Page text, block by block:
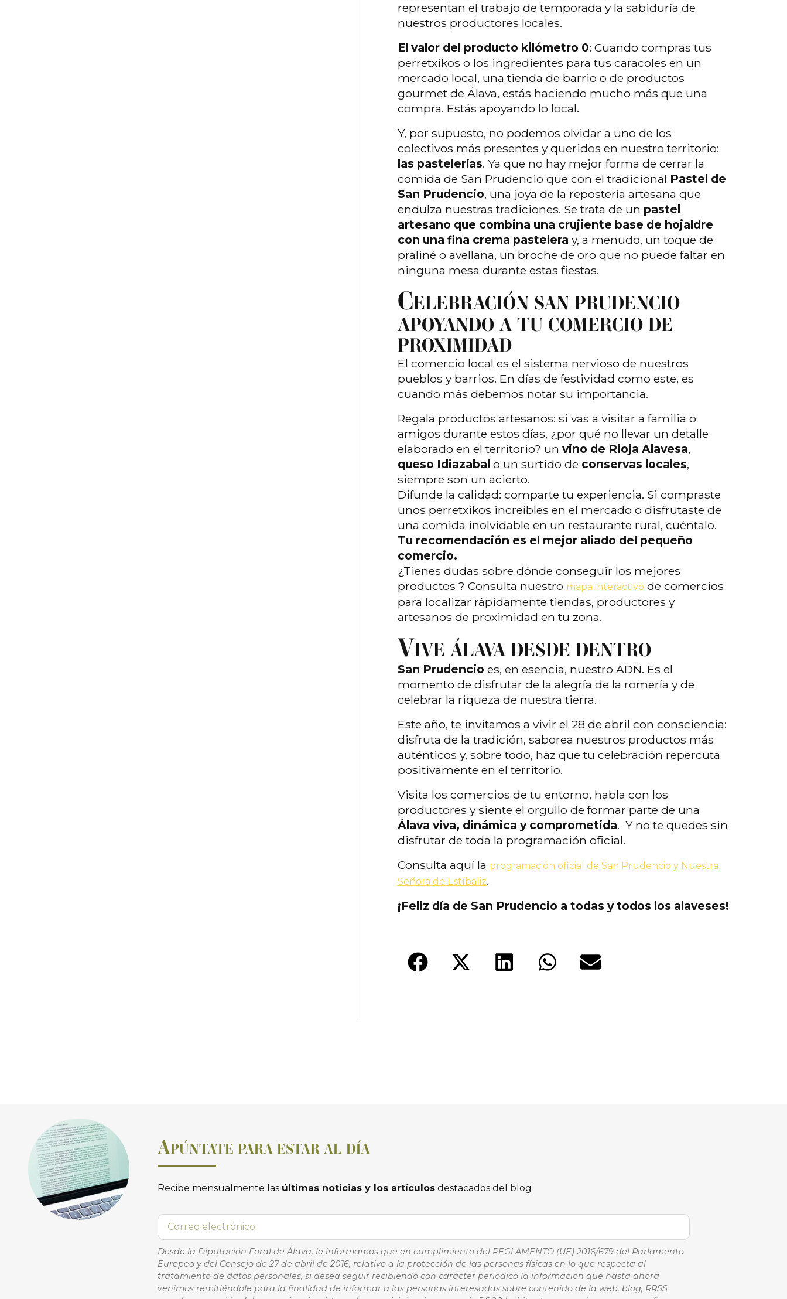
representan el trabajo de temporada y la sabiduría de
nuestros productores locales.
El valor del producto kilómetro 0: Cuando compras tus
perretxikos o los ingredientes para tus caracoles en un
mercado local, una tienda de barrio o de productos
gourmet de Álava, estás haciendo mucho más que una
compra. Estás apoyando lo local.
Y, por supuesto, no podemos olvidar a uno de los
colectivos más presentes y queridos en nuestro territorio:
las pastelerías. Ya que no hay mejor forma de cerrar la
comida de San Prudencio que con el tradicional Pastel de
San Prudencio, una joya de la repostería artesana que
endulza nuestras tradiciones. Se trata de un pastel
artesano que combina una crujiente base de hojaldre
con una fina crema pastelera y, a menudo, un toque de
praliné o avellana, un broche de oro que no puede faltar en
ninguna mesa durante estas fiestas.
CELEBRACIÓN SAN PRUDENCIO
APOYANDO A TU COMERCIO DE
PROXIMIDAD
El comercio local es el sistema nervioso de nuestros
pueblos y barrios. En días de festividad como este, es
cuando más debemos notar su importancia.
Regala productos artesanos: si vas a visitar a familia o
amigos durante estos días, ¿por qué no llevar un detalle
elaborado en el territorio? un vino de Rioja Alavesa,
queso Idiazabal o un surtido de conservas locales,
siempre son un acierto.
Difunde la calidad: comparte tu experiencia. Si compraste
unos perretxikos increíbles en el mercado o disfrutaste de
una comida inolvidable en un restaurante rural, cuéntalo.
Tu recomendación es el mejor aliado del pequeño
comercio.
¿Tienes dudas sobre dónde conseguir los mejores
productos ? Consulta nuestro mapa interactivo de comercios
para localizar rápidamente tiendas, productores y
artesanos de proximidad en tu zona.
VIVE ÁLAVA DESDE DENTRO
San Prudencio es, en esencia, nuestro ADN. Es el
momento de disfrutar de la alegría de la romería y de
celebrar la riqueza de nuestra tierra.
Este año, te invitamos a vivir el 28 de abril con consciencia:
disfruta de la tradición, saborea nuestros productos más
auténticos y, sobre todo, haz que tu celebración repercuta
positivamente en el territorio.
Visita los comercios de tu entorno, habla con los
productores y siente el orgullo de formar parte de una
Álava viva, dinámica y comprometida. Y no te quedes sin
disfrutar de toda la programación oficial.
Consulta aquí la programación oficial de San Prudencio y Nuestra
Señora de Estíbaliz.
¡Feliz día de San Prudencio a todas y todos los alaveses!
APÚNTATE PARA ESTAR AL DÍA
Recibe mensualmente las últimas noticias y los artículosdestacados del blog
Desde la Diputación Foral de Álava, le informamos que en cumplimiento del REGLAMENTO (UE) 2016/679 del Parlamento
Europeo y del Consejo de 27 de abril de 2016, relativo a la protección de las personas físicas en lo que respecta al
tratamiento de datos personales, si desea seguir recibiendo con carácter periódico la información que hasta ahora
venimos remitiéndole para la finalidad de informar a las personas interesadas sobre contenido de la web, blog, RRSS